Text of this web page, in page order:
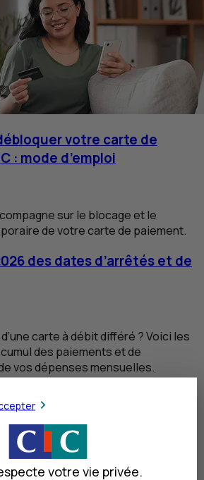
votre carte de
: mode d’emploi
sur le blocage et le
de votre carte de paiement.
des dates d’arrêtés et de
carte à débit différé ? Voici les
des paiements et de
vos dépenses mensuelles.
fraudes en ligne
pour avoir un aperçu des
et déjouer les arnaques !
votre vie privée.